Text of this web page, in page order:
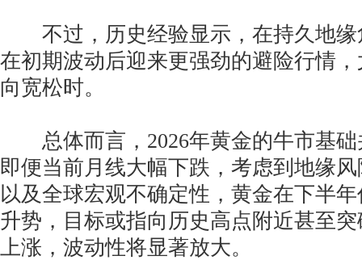
不过，历史经验显示，在持久地缘
在初期波动后迎来更强劲的避险行情
向宽松时。
总体而言，2026年黄金的牛市基础
即便当前月线大幅下跌，考虑到地缘
以及全球宏观不确定性，黄金在下半
升势，目标或指向历史高点附近甚至
上涨，波动性将显著放大。